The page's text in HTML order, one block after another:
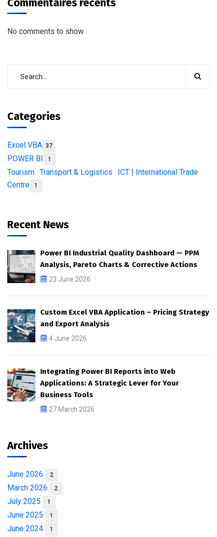
Commentaires récents
No comments to show.
Categories
Excel VBA 37
POWER BI 1
Tourism · Transport & Logistics · ICT | International Trade
Centre
1
Recent News
Power BI Industrial Quality Dashboard — PPM
Analysis, Pareto Charts & Corrective Actions
23 June 2026
Custom Excel VBA Application – Pricing Strategy
and Export Analysis
4 June 2026
Integrating Power BI Reports into Web
Applications: A Strategic Lever for Your
Business Tools
27 March 2026
Archives
June 2026 2
March 2026 2
July 2025 1
June 2025 1
June 2024 1